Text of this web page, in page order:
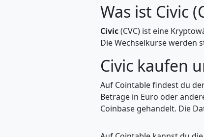
Was ist Civic
Civic(CVC) ist eine
Die Wechselkurse werden
Civic kaufen
Auf Cointable findest du
Beträge in Euro oder
Coinbase gehandelt. Die